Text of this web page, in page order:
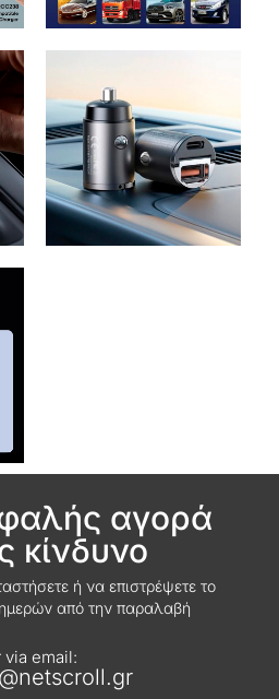
αγορά
κίνδυνο
ή να επιστρέψετε το
από την παραλαβή
via email: